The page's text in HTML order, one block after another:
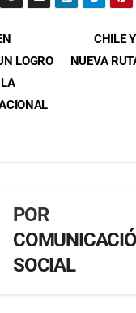
CHILE
NUEVA
LOGRO
POR
SOCIAL